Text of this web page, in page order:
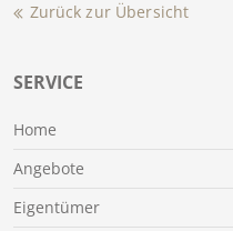
SERVICE
Home
Angebote
Eigentümer
Zurück zur Übersicht